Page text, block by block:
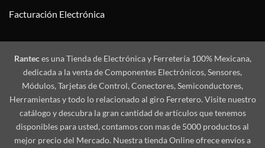
Facturación Electrónica
Ranteces una Tienda de Electrónica y Ferretería 100% Mexicana,
dedicada a la venta de Componentes Electrónicos, Sensores,
Módulos, Tarjetas de Control, Conectores, Semiconductores,
Herramientas y todo lo relacionado al giro Ferretero. Visite nuestro
catálogo y descubra la gran cantidad de artículos que tenemos
disponibles para usted, contamos con mas de 5000 productos al
mejor precio del Mercado. Nuestra tienda Online ofrece envíos a